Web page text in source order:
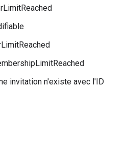
invitation n'existe avec l'ID